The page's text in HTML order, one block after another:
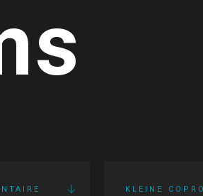
KLEINE